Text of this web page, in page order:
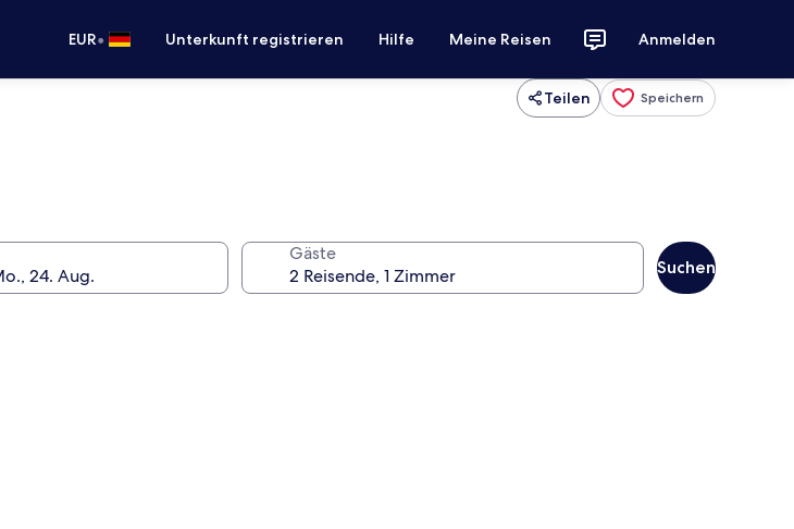
EUR• Unterkunft registrieren Hilfe Meine Reisen Anmelden
Teilen Speichern
Gäste
Suchen